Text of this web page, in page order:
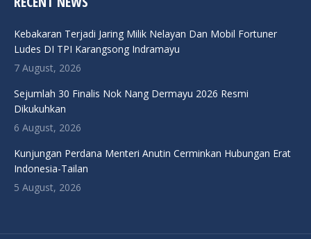
Kebakaran Terjadi Jaring Milik Nelayan Dan Mobil Fortuner
Ludes DI TPI Karangsong Indramayu
7 August, 2026
Sejumlah 30 Finalis Nok Nang Dermayu 2026 Resmi
Dikukuhkan
6 August, 2026
Kunjungan Perdana Menteri Anutin Cerminkan Hubungan Erat
Indonesia-Tailan
5 August, 2026